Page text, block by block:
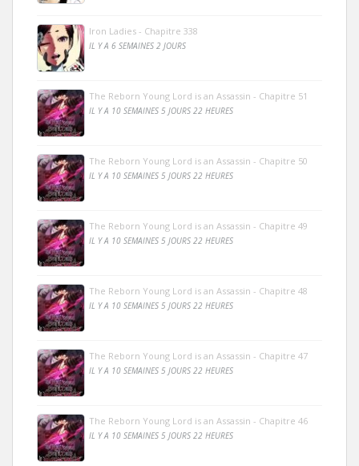
Iron Ladies - Chapitre 338
IL Y A 6 SEMAINES 2 JOURS
The Reborn Young Lord is an Assassin - Chapitre 51
IL Y A 10 SEMAINES 5 JOURS 22 HEURES
The Reborn Young Lord is an Assassin - Chapitre 50
IL Y A 10 SEMAINES 5 JOURS 22 HEURES
The Reborn Young Lord is an Assassin - Chapitre 49
IL Y A 10 SEMAINES 5 JOURS 22 HEURES
The Reborn Young Lord is an Assassin - Chapitre 48
IL Y A 10 SEMAINES 5 JOURS 22 HEURES
The Reborn Young Lord is an Assassin - Chapitre 47
IL Y A 10 SEMAINES 5 JOURS 22 HEURES
The Reborn Young Lord is an Assassin - Chapitre 46
IL Y A 10 SEMAINES 5 JOURS 22 HEURES